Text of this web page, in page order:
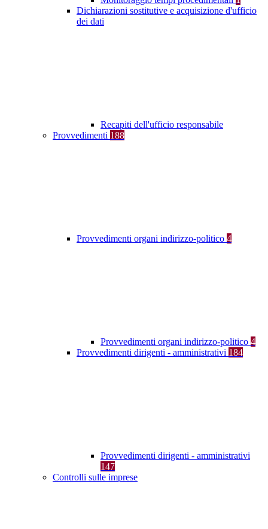
Dichiarazioni sostitutive e acquisizione d'ufficio
dei dati
Recapiti dell'ufficio responsabile
Provvedimenti 188
Provvedimenti organi indirizzo-politico 4
Provvedimenti organi indirizzo-politico 4
Provvedimenti dirigenti - amministrativi 184
Provvedimenti dirigenti - amministrativi
147
Controlli sulle imprese